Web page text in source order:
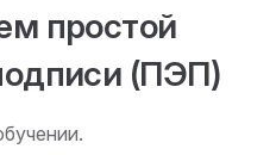
простой
(ПЭП)